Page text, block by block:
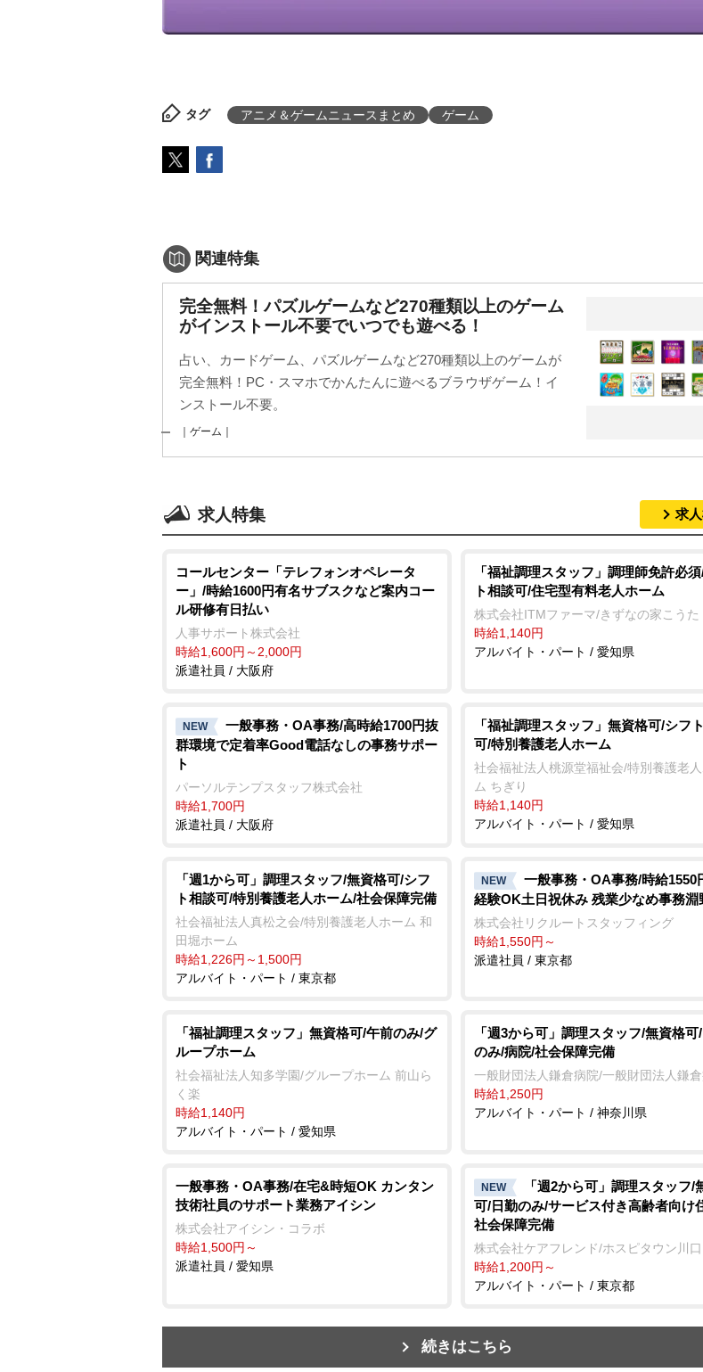
タグ アニメ＆ゲームニュースまとめ ゲーム
関連特集
完全無料！パズルゲームなど270種類以上のゲーム
がインストール不要でいつでも遊べる！
占い、カードゲーム、パズルゲームなど270種類以上のゲームが
完全無料！PC・スマホでかんたんに遊べるブラウザゲーム！イ
ンストール不要。
｜ゲーム｜
求人特集 求
コールセンター「テレフォンオペレータ
ー」/時給1600円有名サブスクなど案内コー
ル研修有日払い
人事サポート株式会社
時給1,600円～2,000円
派遣社員 / 大阪府
「福祉調理スタッフ」調理師免許必
ト相談可/住宅型有料老人ホーム
株式会社ITMファーマ/きずなの家こうた
時給1,140円
アルバイト・パート / 愛知県
NEW
一般事務・OA事務/高時給1700円抜
群環境で定着率Good電話なしの事務サポー
ト
パーソルテンプスタッフ株式会社
時給1,700円
派遣社員 / 大阪府
「福祉調理スタッフ」無資格可/シフ
可/特別養護老人ホーム
社会福祉法人桃源堂福祉会/特別養護老
ム ちぎり
時給1,140円
アルバイト・パート / 愛知県
「週1から可」調理スタッフ/無資格可/シフ
ト相談可/特別養護老人ホーム/社会保障完備
社会福祉法人真松之会/特別養護老人ホーム 和
田堀ホーム
時給1,226円～1,500円
アルバイト・パート / 東京都
NEW
一般事務・OA事務/時給1550
経験OK土日祝休み 残業少なめ事務淵
株式会社リクルートスタッフィング
時給1,550円～
派遣社員 / 東京都
「福祉調理スタッフ」無資格可/午前のみ/グ
ループホーム
社会福祉法人知多学園/グループホーム 前山ら
く楽
時給1,140円
アルバイト・パート / 愛知県
「週3から可」調理スタッフ/無資格可
のみ/病院/社会保障完備
一般財団法人鎌倉病院/一般財団法人鎌
時給1,250円
アルバイト・パート / 神奈川県
一般事務・OA事務/在宅&時短OK カンタン
技術社員のサポート業務アイシン
株式会社アイシン・コラボ
時給1,500円～
派遣社員 / 愛知県
NEW
「週2から可」調理スタッフ/
可/日勤のみ/サービス付き高齢者向け
社会保障完備
株式会社ケアフレンド/ホスピタウン川口
時給1,200円～
アルバイト・パート / 東京都
続きはこちら